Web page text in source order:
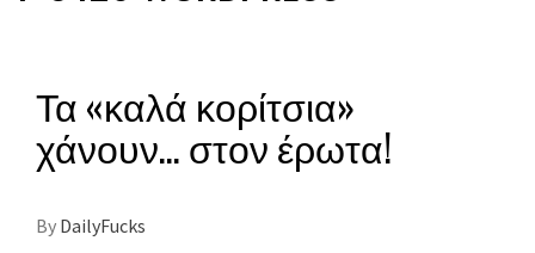
Τα «καλά κορίτσια»
χάνουν… στον έρωτα!
By DailyFucks